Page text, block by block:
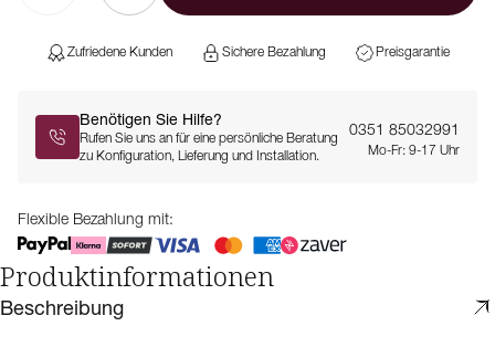
Zufriedene Kunden Sichere Bezahlung Preisgarantie
Benötigen Sie Hilfe?
Rufen Sie uns an für eine persönliche Beratung
zu Konfiguration, Lieferung und Installation.
0351 85032991
Mo-Fr: 9-17 Uhr
Flexible Bezahlung mit:
Produktinformationen
Beschreibung